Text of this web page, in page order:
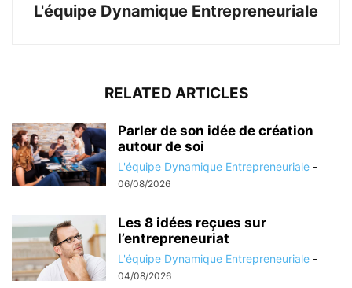
L'équipe Dynamique Entrepreneuriale
RELATED ARTICLES
Parler de son idée de création
autour de soi
L'équipe Dynamique Entrepreneuriale -
06/08/2026
Les 8 idées reçues sur
l’entrepreneuriat
L'équipe Dynamique Entrepreneuriale -
04/08/2026